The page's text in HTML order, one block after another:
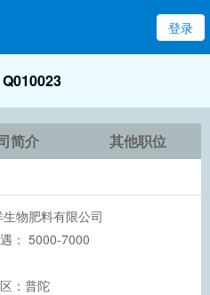
登录
简介
其他职位
物肥料有限公司
： 5000-7000
：普陀